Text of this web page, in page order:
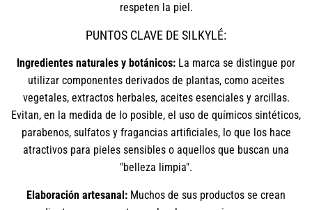
respeten la piel.
PUNTOS CLAVE DE SILKYLÉ:
Ingredientes naturales y botánicos: La marca se distingue por
utilizar componentes derivados de plantas, como aceites
vegetales, extractos herbales, aceites esenciales y arcillas.
Evitan, en la medida de lo posible, el uso de químicos sintéticos,
parabenos, sulfatos y fragancias artificiales, lo que los hace
atractivos para pieles sensibles o aquellos que buscan una
"belleza limpia".
Elaboración artesanal: Muchos de sus productos se crean